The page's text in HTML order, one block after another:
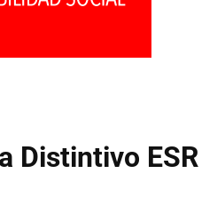
Distintivo ESR